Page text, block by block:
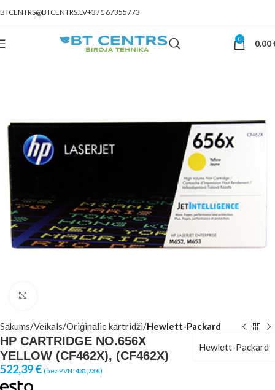
BTCENTRS@BTCENTRS.LV+371 67355773
0 0,00
Sākums Veikals Oriģinālie kārtridži Hewlett-Packard
HP CARTRIDGE NO.656X
YELLOW (CF462X), (CF462X)
Hewlett-Packard
522,39€ (bez PVN: 431,73€)